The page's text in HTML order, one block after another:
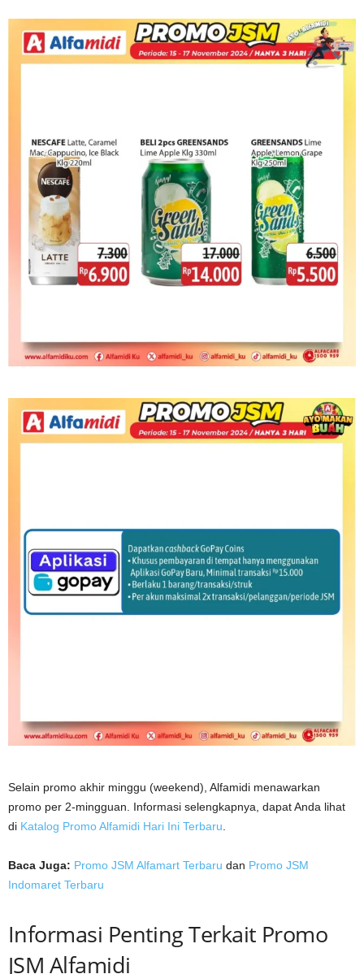
Selain promo akhir minggu (weekend), Alfamidi menawarkan
promo per 2-mingguan. Informasi selengkapnya, dapat Anda lihat
di Katalog Promo Alfamidi Hari Ini Terbaru
Baca Juga: Promo JSM Alfamart Terbaru dan Promo JSM
Indomaret Terbaru
Informasi Penting Terkait Promo
JSM Alfamidi